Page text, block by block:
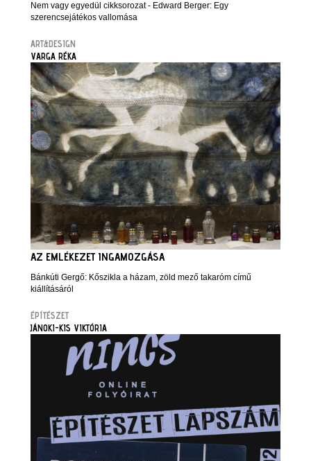
Nem vagy egyedül cikksorozat - Edward Berger: Egy
szerencsejátékos vallomása
ART&DESIGN
VARGA RÉKA
AZ EMLÉKEZET INGAMOZGÁSA
Bánkúti Gergő: Kőszikla a házam, zöld mező takaróm című
kiállításáról
ÉPÍTÉSZET
JÁNOKI-KIS VIKTÓRIA